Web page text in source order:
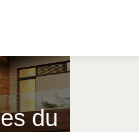
du